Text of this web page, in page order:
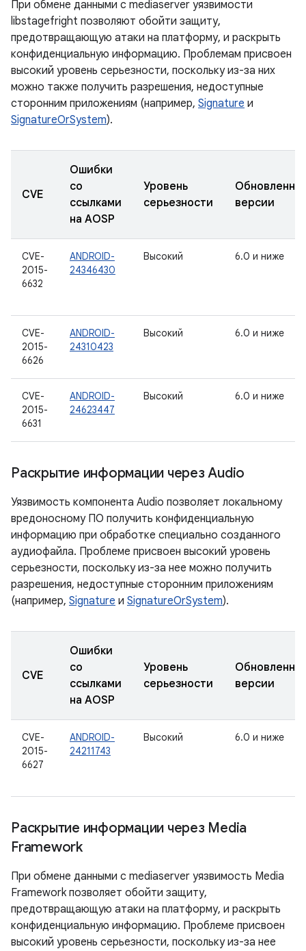
При обмене данными с mediaserver уязвимости
libstagefright позволяют обойти защиту,
предотвращающую атаки на платформу, и раскрыть
конфиденциальную информацию. Проблемам присвоен
высокий уровень серьезности, поскольку из-за них
можно также получить разрешения, недоступные
сторонним приложениям (например, Signature и
SignatureOrSystem).
CVE
Ошибки
со
ссылками
на AOSP
Уровень
серьезности
версии
CVE-
2015-
6632
ANDROID-
24346430
Высокий 6.0 и ниже
CVE-
2015-
6626
ANDROID-
24310423
Высокий 6.0 и ниже
CVE-
2015-
6631
ANDROID-
24623447
Высокий 6.0 и ниже
Раскрытие информации через Audio
Уязвимость компонента Audio позволяет локальному
вредоносному ПО получить конфиденциальную
информацию при обработке специально созданного
аудиофайла. Проблеме присвоен высокий уровень
серьезности, поскольку из-за нее можно получить
разрешения, недоступные сторонним приложениям
(например, Signature и SignatureOrSystem).
CVE
Ошибки
со
ссылками
на AOSP
Уровень
серьезности
версии
CVE-
2015-
6627
ANDROID-
24211743
Высокий 6.0 и ниже
Раскрытие информации через Media
Framework
При обмене данными с mediaserver уязвимость Media
Framework позволяет обойти защиту,
предотвращающую атаки на платформу, и раскрыть
конфиденциальную информацию. Проблеме присвоен
высокий уровень серьезности, поскольку из-за нее